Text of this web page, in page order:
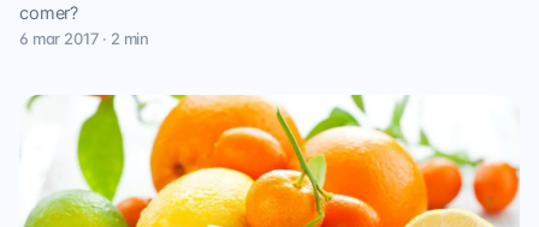
comer?
6 mar 2017 · 2 min